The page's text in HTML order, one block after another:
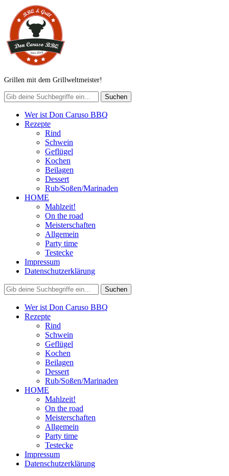
Grillen mit dem Grillweltmeister!
Wer ist Don Caruso BBQ
Rezepte
Rind
Schwein
Geflügel
Kochen
Beilagen
Dessert
Rub/Soßen/Marinaden
HOME
Mahlzeit!
On the road
Meisterschaften
Allgemein
Party time
Testecke
Impressum
Datenschutzerklärung
Wer ist Don Caruso BBQ
Rezepte
Rind
Schwein
Geflügel
Kochen
Beilagen
Dessert
Rub/Soßen/Marinaden
HOME
Mahlzeit!
On the road
Meisterschaften
Allgemein
Party time
Testecke
Impressum
Datenschutzerklärung